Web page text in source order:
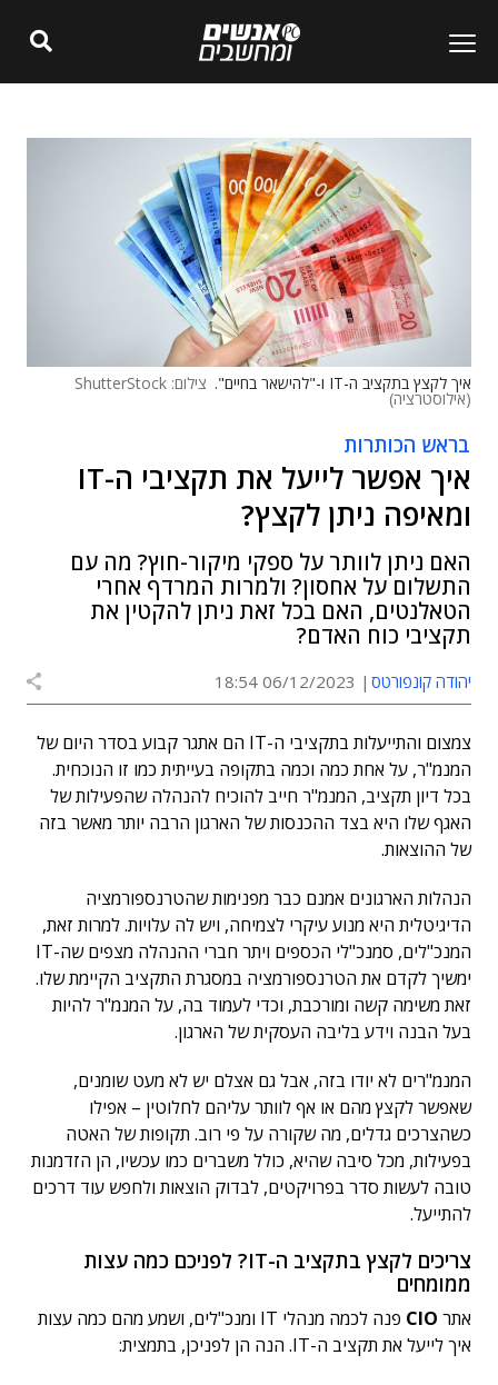
איך לקצץ בתקציב ה-IT ו-"להישאר בחיים". צילום: ShutterStock
(אילוסטרציה)
בראש הכותרות
איך אפשר לייעל את תקציבי ה-IT
ומאיפה ניתן לקצץ?
האם ניתן לוותר על ספקי מיקור-חוץ? מה עם
התשלום על אחסון? ולמרות המרדף אחרי
הטאלנטים, האם בכל זאת ניתן להקטין את
תקציבי כוח האדם?
יהודה קונפורטס 06/12/2023 18:54
צמצום והתייעלות בתקציבי ה-IT הם אתגר קבוע בסדר היום של
המנמ"ר, על אחת כמה וכמה בתקופה בעייתית כמו זו הנוכחית.
בכל דיון תקציב, המנמ"ר חייב להוכיח להנהלה שהפעילות של
האגף שלו היא בצד ההכנסות של הארגון הרבה יותר מאשר בזה
של ההוצאות.
הנהלות הארגונים אמנם כבר מפנימות שהטרנספורמציה
הדיגיטלית היא מנוע עיקרי לצמיחה, ויש לה עלויות. למרות זאת,
המנכ"לים, סמנכ"לי הכספים ויתר חברי ההנהלה מצפים שה-IT
ימשיך לקדם את הטרנספורמציה במסגרת התקציב הקיימת שלו.
זאת משימה קשה ומורכבת, וכדי לעמוד בה, על המנמ"ר להיות
בעל הבנה וידע בליבה העסקית של הארגון.
המנמ"רים לא יודו בזה, אבל גם אצלם יש לא מעט שומנים,
שאפשר לקצץ מהם או אף לוותר עליהם לחלוטין – אפילו
כשהצרכים גדלים, מה שקורה על פי רוב. תקופות של האטה
בפעילות, מכל סיבה שהיא, כולל משברים כמו עכשיו, הן הזדמנות
טובה לעשות סדר בפרויקטים, לבדוק הוצאות ולחפש עוד דרכים
להתייעל.
צריכים לקצץ בתקציב ה-IT? לפניכם כמה עצות
ממומחים
אתר CIO
פנה לכמה מנהלי IT ומנכ"לים, ושמע מהם כמה עצות
איך לייעל את תקציב ה-IT. הנה הן לפניכן, בתמצית: